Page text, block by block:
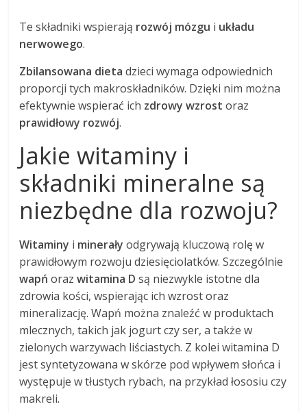
Te składniki wspierają rozwój mózgu i układu
nerwowego.
Zbilansowana dieta dzieci wymaga odpowiednich
proporcji tych makroskładników. Dzięki nim można
efektywnie wspierać ich zdrowy wzrost oraz
prawidłowy rozwój.
Jakie witaminy i
składniki mineralne są
niezbędne dla rozwoju?
Witaminy i minerały odgrywają kluczową rolę w
prawidłowym rozwoju dziesięciolatków. Szczególnie
wapń orazwitamina D są niezwykle istotne dla
zdrowia kości, wspierając ich wzrost oraz
mineralizację. Wapń można znaleźć w produktach
mlecznych, takich jak jogurt czy ser, a także w
zielonych warzywach liściastych. Z kolei witamina D
jest syntetyzowana w skórze pod wpływem słońca i
występuje w tłustych rybach, na przykład łososiu czy
makreli.